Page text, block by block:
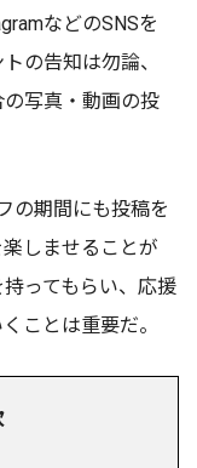
などのSNSを
の告知は勿論、
写真・動画の投
の期間にも投稿を
しませることが
ってもらい、応援
ことは重要だ。